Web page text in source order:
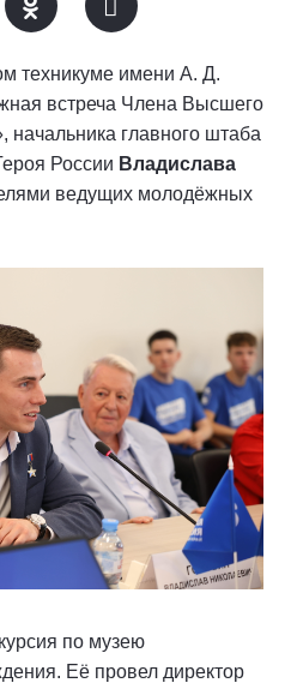
техникуме имени А. Д.
встреча Члена Высшего
начальника главного штаба
России Владислава
ведущих молодёжных
по музею
Её провел директор